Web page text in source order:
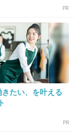
言する神経が
-13
PR
たい、を叶える
PR